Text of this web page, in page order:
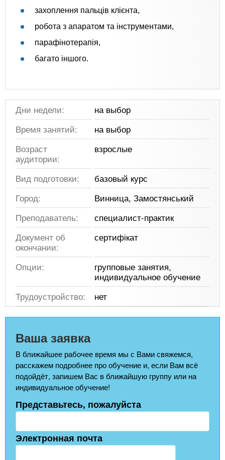
захоплення пальців клієнта,
робота з апаратом та інструментами,
парафінотерапія,
багато іншого.
Дни недели:
на выбор
Время занятий:
на выбор
Возраст
аудитории:
взрослые
Вид подготовки:
базовый курс
Город:
Винница, Замостянський
Преподаватель:
специалист-практик
Документ об
окончании:
сертифікат
Опции:
групповые занятия,
индивидуальное обучение
Трудоустройство:
нет
Ваша заявка
В ближайшее рабочее время мы с Вами свяжемся,
расскажем подробнее про обучение и, если Вам всё
подойдёт, запишем Вас в ближайшую группу или на
индивидуальное обучение!
Представьтесь, пожалуйста
Электронная почта